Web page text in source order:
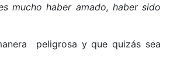
mucho haber amado, haber sido
peligrosa y que quizás sea